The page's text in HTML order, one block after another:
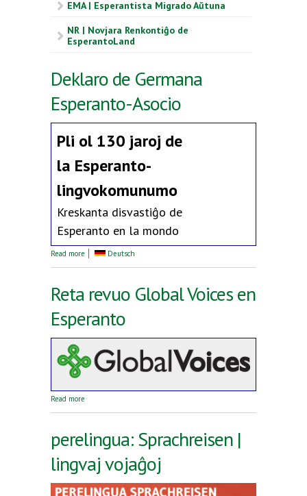
EMA | Esperantista Migrado Aŭtuna
NR | Novjara Renkontiĝo de
EsperantoLand
Deklaro de Germana
Esperanto-Asocio
Pli ol 130 jaroj de
la Esperanto-
lingvokomunumo
Kreskanta disvastiĝo de
Esperanto en la mondo
Read more about Deklaro de Germana Esperanto-Asocio
Deutsch
Reta revuo Global Voices en
Esperanto
Read more
perelingua: Sprachreisen |
lingvaj vojaĝoj